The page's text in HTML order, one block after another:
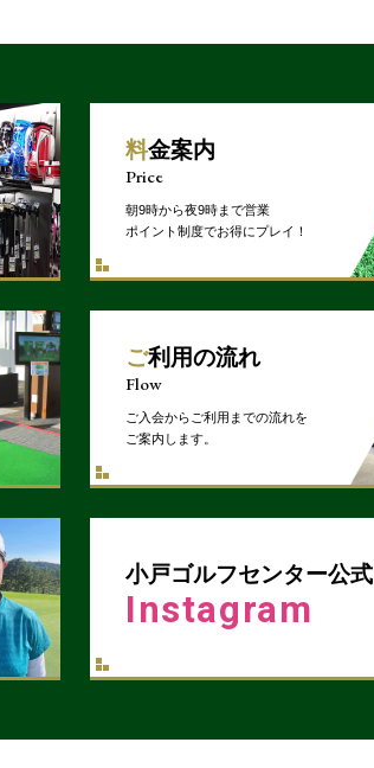
料金案内
Price
朝9時から夜9時まで営業
ポイント制度でお得にプレイ！
ご利用の流れ
Flow
ご入会からご利用までの流れを
ご案内します。
小戸ゴルフセンター公式
Instagram